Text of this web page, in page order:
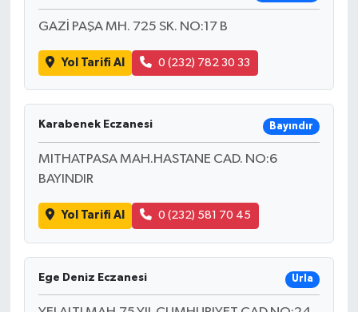
GAZİ PAŞA MH. 725 SK. NO:17 B
Yol Tarifi Al 0 (232) 782 30 33
Karabenek Eczanesi Bayındır
MITHATPASA MAH.HASTANE CAD. NO:6
BAYINDIR
Yol Tarifi Al 0 (232) 581 70 45
Ege Deniz Eczanesi Urla